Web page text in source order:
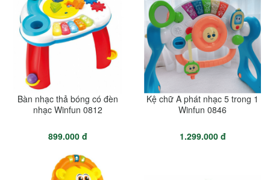
Bàn nhạc thả bóng có đèn
nhạc Winfun 0812
899.000 đ
Kệ chữ A phát nhạc 5 trong 1
Winfun 0846
1.299.000 đ